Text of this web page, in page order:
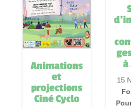
Animations
et
projections
Ciné Cyclo
à
15